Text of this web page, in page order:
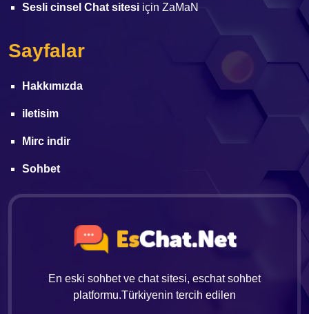
Sesli cinsel Chat sitesi için ZaMaN
En eski sohbet ve chat sitesi, eschat sohbet
platformu.Türkiyenin tercih edilen
Sayfalar
Hakkımızda
iletisim
Mirc indir
Sohbet